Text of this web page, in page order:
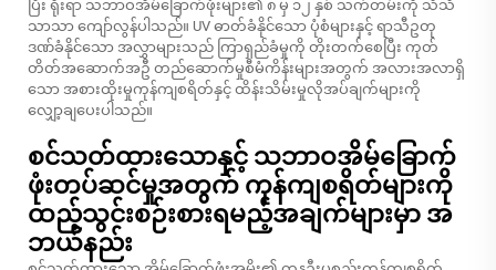
ပြီး ရိုးရာ သဘာဝအိမ်ခြောက်ဖုံးများ၏ ၈ မှ ၁၂ နှစ် သက်တမ်းကို သိသိ
သာသာ ကျော်လွန်ပါသည်။ UV ဓာတ်ခံနိုင်သော ပုံစံများနှင့် ရာသီဥတု
ဒဏ်ခံနိုင်သော အလွှာများသည် ကြာရှည်ခံမှုကို တိုးတက်စေပြီး ကုတ်
တိတ်အဆောက်အဦ တည်ဆောက်မှုစီမံကိန်းများအတွက် အလားအလာရှိ
သော အစားထိုးမှုကုန်ကျစရိတ်နှင့် ထိန်းသိမ်းမှုလိုအပ်ချက်များကို
လျှော့ချပေးပါသည်။
စင်သတ်ထားသောနှင့် သဘာဝအိမ်ခြောက်
ဖုံးတပ်ဆင်မှုအတွက် ကုန်ကျစရိတ်များကို
ထည့်သွင်းစဉ်းစားရမည့်အချက်များမှာ အ
ဘယ်နည်း